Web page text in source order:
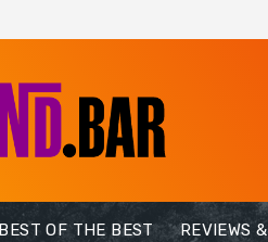
BEST OF THE BEST REVIEWS